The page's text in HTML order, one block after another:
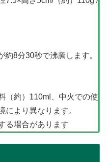
8分30秒で沸騰します。
（約）110ml、中火での使
により異なります。
る場合があります